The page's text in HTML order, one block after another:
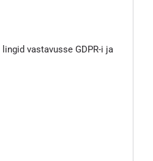
vastavusse GDPR-i ja